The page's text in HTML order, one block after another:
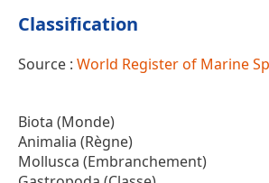
Classification
Source : World Register of Marine
Biota (Monde)
Animalia (Règne)
Mollusca (Embranchement)